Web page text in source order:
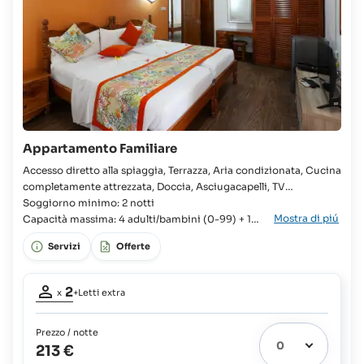
costo
del
vitto
Bambini
fino
a
17
anni
adulti:
più
100%
del
costo
del
vitto
Appartamento Familiare
Accesso diretto alla spiaggia, Terrazza, Aria condizionata, Cucina
completamente attrezzata, Doccia, Asciugacapelli, TV
Appartamento, 2x Camera, Letto queen, Letto king, 2x Letto
singolo disponibile, Armadio, Culla disponibile, Bagno, Vasca da
Soggiorno minimo: 2 notti
Capacità massima: 4 adulti/bambini (0-99) + 1
bambino (0-2)
Mostra di piú
Servizi Offerte
Partecipanti
Letti
extra
x 2+Letti extra
Prezzo / notte
213 €